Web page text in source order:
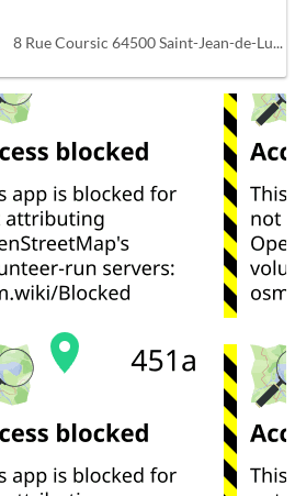
8 Rue Coursic 64500 Saint-Jean-de-Luz